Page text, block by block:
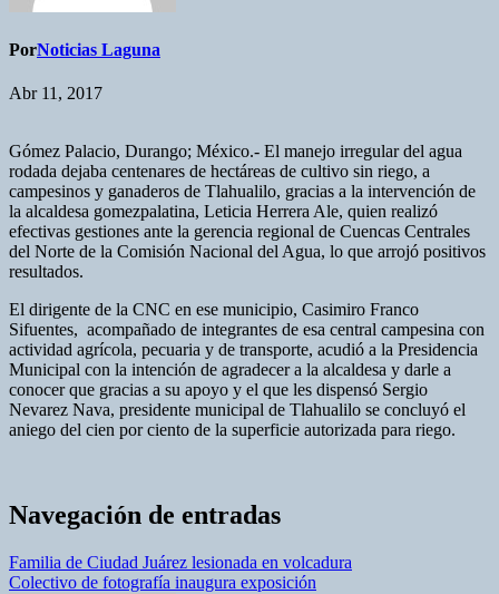
PorNoticias Laguna
Abr 11, 2017
Gómez Palacio, Durango; México.- El manejo irregular del agua
rodada dejaba centenares de hectáreas de cultivo sin riego, a
campesinos y ganaderos de Tlahualilo, gracias a la intervención de
la alcaldesa gomezpalatina, Leticia Herrera Ale, quien realizó
efectivas gestiones ante la gerencia regional de Cuencas Centrales
del Norte de la Comisión Nacional del Agua, lo que arrojó positivos
resultados.
El dirigente de la CNC en ese municipio, Casimiro Franco
Sifuentes, acompañado de integrantes de esa central campesina con
actividad agrícola, pecuaria y de transporte, acudió a la Presidencia
Municipal con la intención de agradecer a la alcaldesa y darle a
conocer que gracias a su apoyo y el que les dispensó Sergio
Nevarez Nava, presidente municipal de Tlahualilo se concluyó el
aniego del cien por ciento de la superficie autorizada para riego.
Navegación de entradas
Familia de Ciudad Juárez lesionada en volcadura
Colectivo de fotografía inaugura exposición